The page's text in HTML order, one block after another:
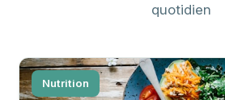
quotidien
Nutrition